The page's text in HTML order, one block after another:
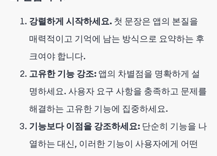
강렬하게 시작하세요. 첫 문장은 앱의 본질을
매력적이고 기억에 남는 방식으로 요약하는 후
크여야 합니다.
고유한 기능 강조: 앱의 차별점을 명확하게 설
명하세요. 사용자 요구 사항을 충족하고 문제를
해결하는 고유한 기능에 집중하세요.
기능보다 이점을 강조하세요: 단순히 기능을 나
열하는 대신, 이러한 기능이 사용자에게 어떤